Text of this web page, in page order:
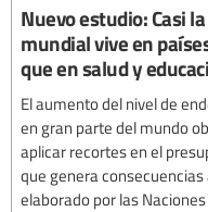
Nuevo estudio: Casi
mundial vive en
que en salud y
El aumento del nivel de
en gran parte del mundo
aplicar recortes en el
que genera
elaborado por las